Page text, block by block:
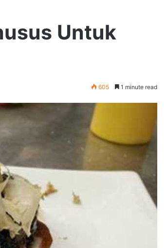
Untuk
605 1 minute read